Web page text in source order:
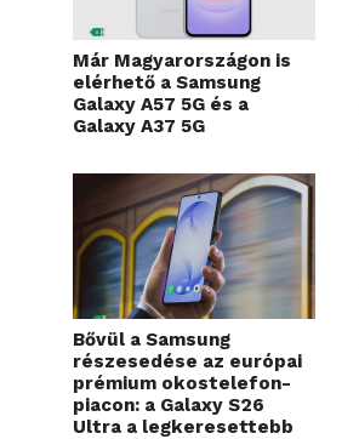
Már Magyarországon is
elérhető a Samsung
Galaxy A57 5G és a
Galaxy A37 5G
Bővül a Samsung
részesedése az európai
prémium okostelefon-
piacon: a Galaxy S26
Ultra a legkeresettebb